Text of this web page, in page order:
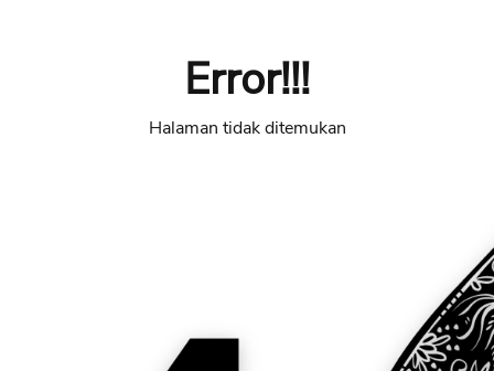
Error!!!
Halaman tidak ditemukan